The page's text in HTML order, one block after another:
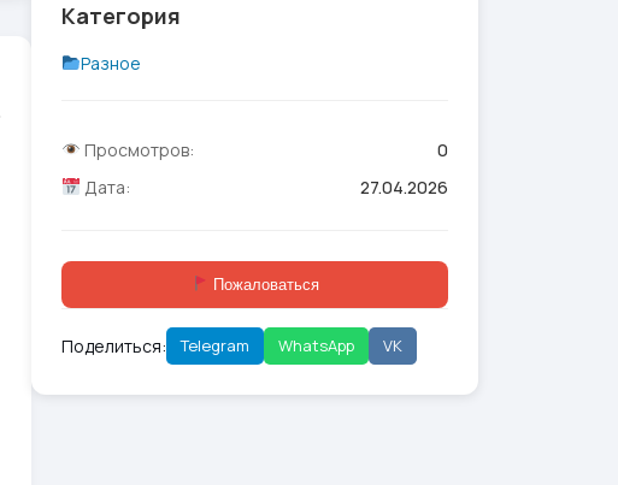
Категория
Разное
Просмотров:
0
Дата:
27.04.2026
Пожаловаться
Поделиться: Telegram WhatsApp VK